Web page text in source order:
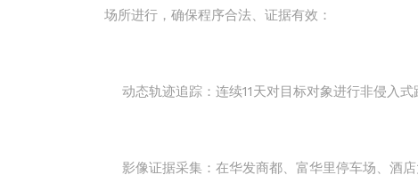
场所进行，确保程序合法、证据有效：
动态轨迹追踪：连续11天对目标对象进行非侵入式
影像证据采集：在华发商都、富华里停车场、酒